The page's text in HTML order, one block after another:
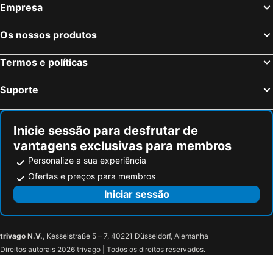
Empresa
Os nossos produtos
Termos e políticas
Suporte
Inicie sessão para desfrutar de
vantagens exclusivas para membros
Personalize a sua experiência
Ofertas e preços para membros
Iniciar sessão
trivago N.V., Kesselstraße 5 – 7, 40221 Düsseldorf, Alemanha
Direitos autorais 2026 trivago | Todos os direitos reservados.